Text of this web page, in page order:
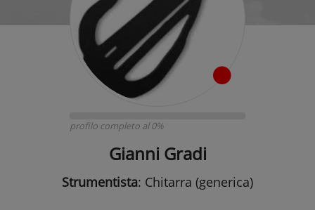
profilo completo al 0%
Gianni Gradi
Strumentista: Chitarra (generica)